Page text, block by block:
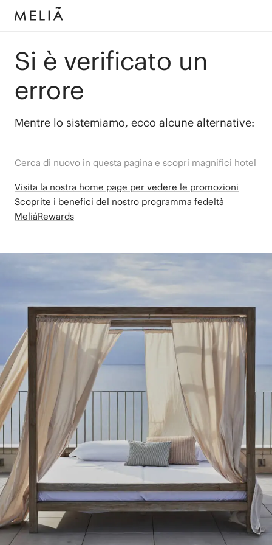
Si è verificato un
errore
Mentre lo sistemiamo, ecco alcune alternative:
Cerca di nuovo in questa pagina e scopri magnifici hotel
Visita la nostra home page per vedere le promozioni
Scoprite i benefici del nostro programma fedeltà
MeliáRewards